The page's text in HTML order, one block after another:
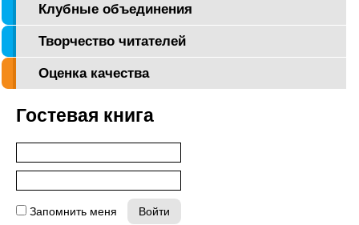
Клубные объединения
Творчество читателей
Оценка качества
Гостевая книга
Запомнить меня